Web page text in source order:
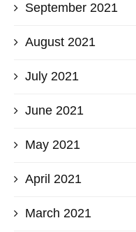
September 2021
August 2021
July 2021
June 2021
May 2021
April 2021
March 2021